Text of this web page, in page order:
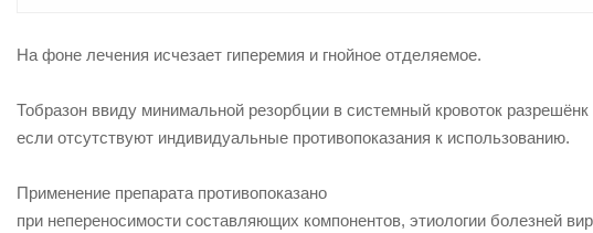
На фоне лечения исчезает гиперемия и гнойное отделяемое.
Тобразон ввиду минимальной резорбции в системный кровоток разрешён
если отсутствуют индивидуальные противопоказания к использованию.
Применение препарата противопоказано
при непереносимости составляющих компонентов, этиологии болезней